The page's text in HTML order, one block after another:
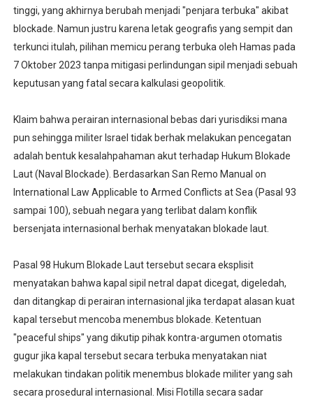
tinggi, yang akhirnya berubah menjadi "penjara terbuka" akibat
blockade. Namun justru karena letak geografis yang sempit dan
terkunci itulah, pilihan memicu perang terbuka oleh Hamas pada
7 Oktober 2023 tanpa mitigasi perlindungan sipil menjadi sebuah
keputusan yang fatal secara kalkulasi geopolitik.
Klaim bahwa perairan internasional bebas dari yurisdiksi mana
pun sehingga militer Israel tidak berhak melakukan pencegatan
adalah bentuk kesalahpahaman akut terhadap Hukum Blokade
Laut (Naval Blockade). Berdasarkan San Remo Manual on
International Law Applicable to Armed Conflicts at Sea (Pasal 93
sampai 100), sebuah negara yang terlibat dalam konflik
bersenjata internasional berhak menyatakan blokade laut.
Pasal 98 Hukum Blokade Laut tersebut secara eksplisit
menyatakan bahwa kapal sipil netral dapat dicegat, digeledah,
dan ditangkap di perairan internasional jika terdapat alasan kuat
kapal tersebut mencoba menembus blokade. Ketentuan
"peaceful ships" yang dikutip pihak kontra-argumen otomatis
gugur jika kapal tersebut secara terbuka menyatakan niat
melakukan tindakan politik menembus blokade militer yang sah
secara prosedural internasional. Misi Flotilla secara sadar